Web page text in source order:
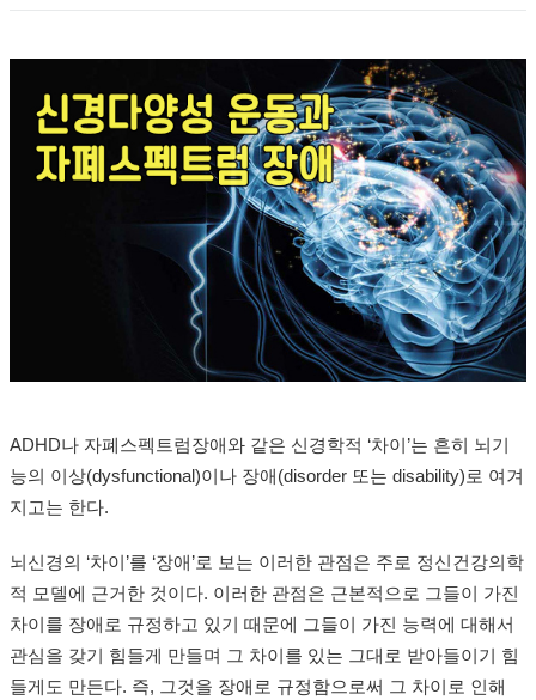
ADHD나 자폐스펙트럼장애와 같은 신경학적 ‘차이’는 흔히 뇌기
능의 이상(dysfunctional)이나 장애(disorder 또는 disability)로 여겨
지고는 한다.
뇌신경의 ‘차이’를 ‘장애’로 보는 이러한 관점은 주로 정신건강의학
적 모델에 근거한 것이다. 이러한 관점은 근본적으로 그들이 가진
차이를 장애로 규정하고 있기 때문에 그들이 가진 능력에 대해서
관심을 갖기 힘들게 만들며 그 차이를 있는 그대로 받아들이기 힘
들게도 만든다. 즉, 그것을 장애로 규정함으로써 그 차이로 인해